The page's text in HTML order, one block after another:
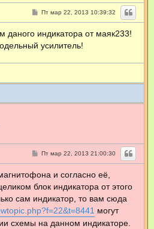
С
б
е
и
Пт мар 22, 2013 10:39:32
даного индикатора от маяк233!
усилитель!
С
б
е
и
е
Пт мар 22, 2013 21:00:30
и согласно её,
блок индикатора от этого
сам индикатор, то вам сюда
могут
схемы на данном индикаторе.